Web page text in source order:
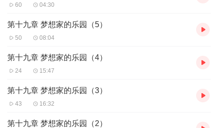
60 04:30
第十九章 梦想家的乐园（5）
50 08:04
第十九章 梦想家的乐园（4）
24 15:47
第十九章 梦想家的乐园（3）
43 16:32
第十九章 梦想家的乐园（2）